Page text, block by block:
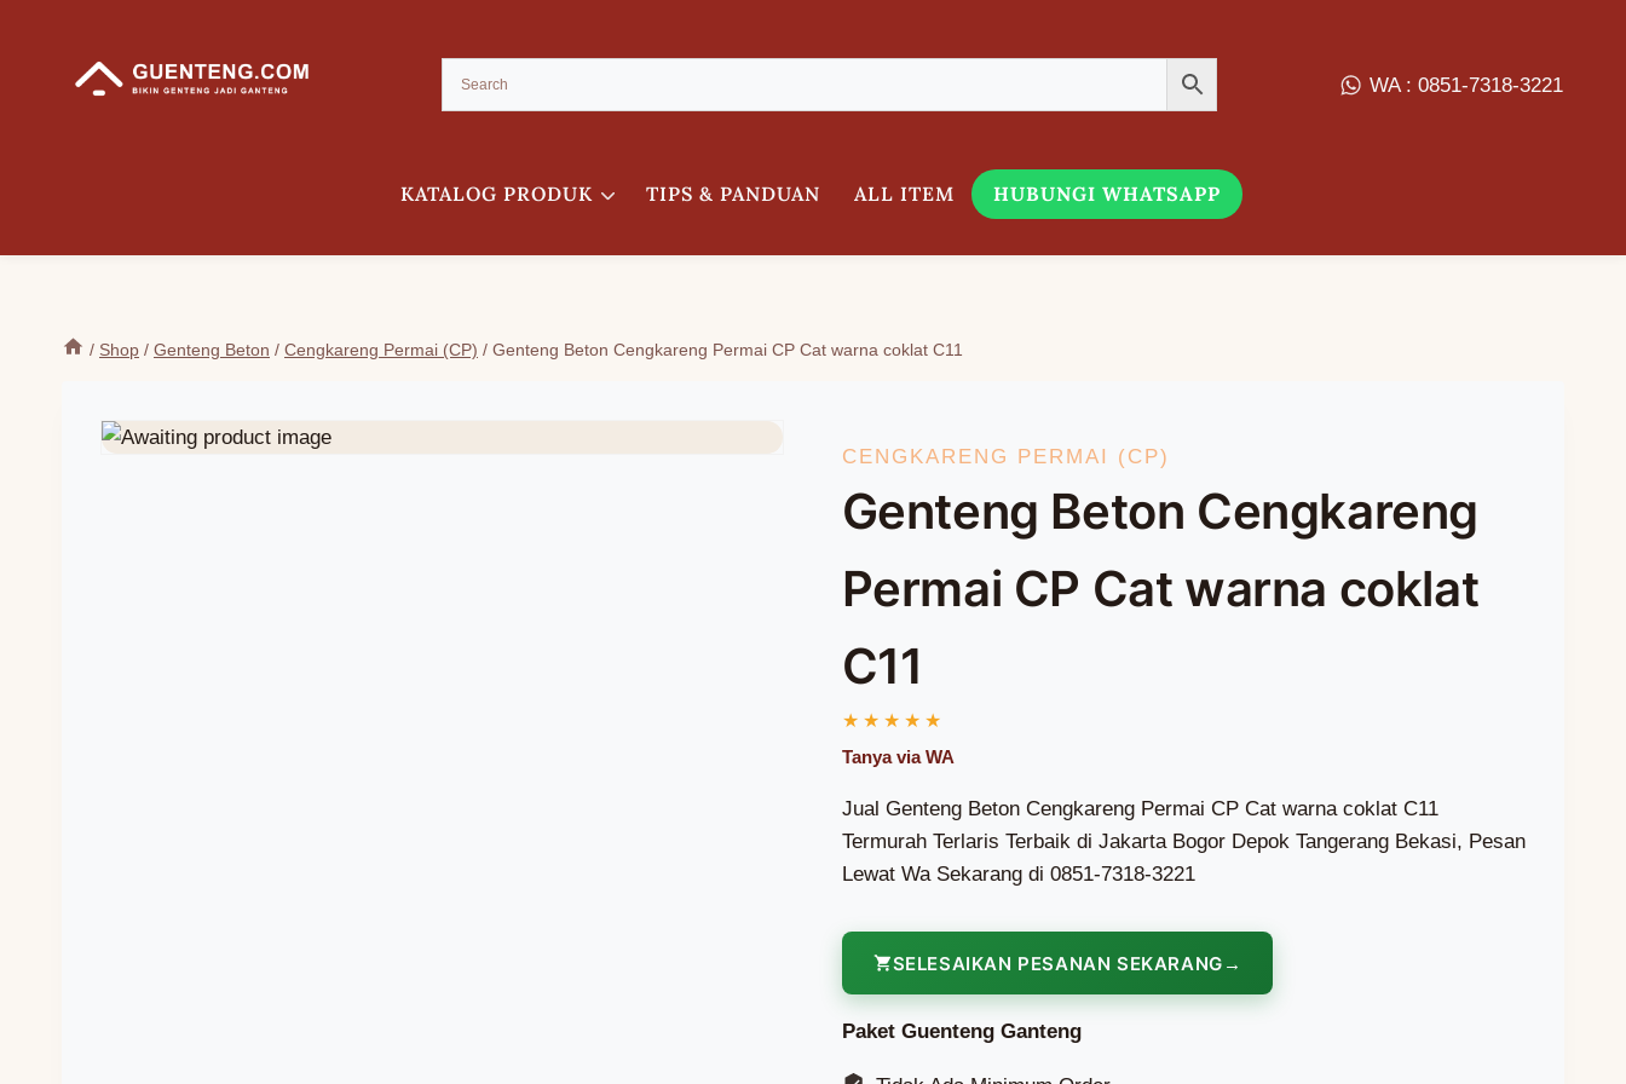
WA : 0851-7318-3221
KATALOG PRODUK TIPS & PANDUAN ALL ITEM HUBUNGI WHATSAPP
/ Shop / Genteng Beton / Cengkareng Permai (CP) / Genteng Beton Cengkareng Permai CP Cat warna coklat C11
CENGKARENG PERMAI (CP)
Genteng Beton Cengkareng
Permai CP Cat warna coklat
C11
Jual Genteng Beton Cengkareng Permai CP Cat warna coklat C11
Termurah Terlaris Terbaik di Jakarta Bogor Depok Tangerang Bekasi, Pesan
Lewat Wa Sekarang di 0851-7318-3221
SELESAIKAN PESANAN SEKARANG
Paket Guenteng Ganteng